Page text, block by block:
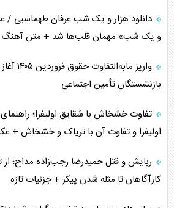
دانلود هزار و یک شب عرفان طهماسبی /
و یک شب» مهمان قلب‌ها شد + متن آهنگ
واریز
بازنشستگان تأمین اجتماعی
تفاوت خشخاش با شقایق اولیفرا؛
اولیفرا و تفاوت آن با تریاک و خشخاش +
ربایش و قتل حمیدرضا رجب‌زاده مداح؛ از
کارآگاهان تا مثله شدن پیکر + جزئیات تازه